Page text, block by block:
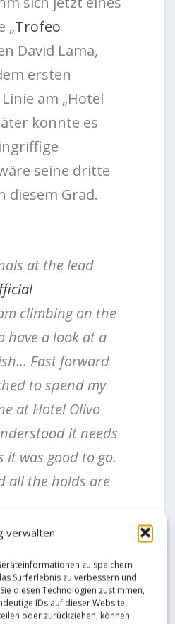
verwalten
zu speichern
Surferlebnis zu verbessern und
diesen Technologien zustimmen,
IDs auf dieser Website
oder zurückziehen, können
„Trofeo
David Lama,
ersten
am „Hotel
konnte es
seine dritte
diesem Grad.
at the lead
climbing on the
have a look at a
Fast forward
to spend my
at Hotel Olivo
it needs
it was good to go.
all the holds are
over the
phases, ups and
strong local and
trying to